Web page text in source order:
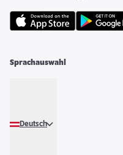
Sprachauswahl
Deutsch